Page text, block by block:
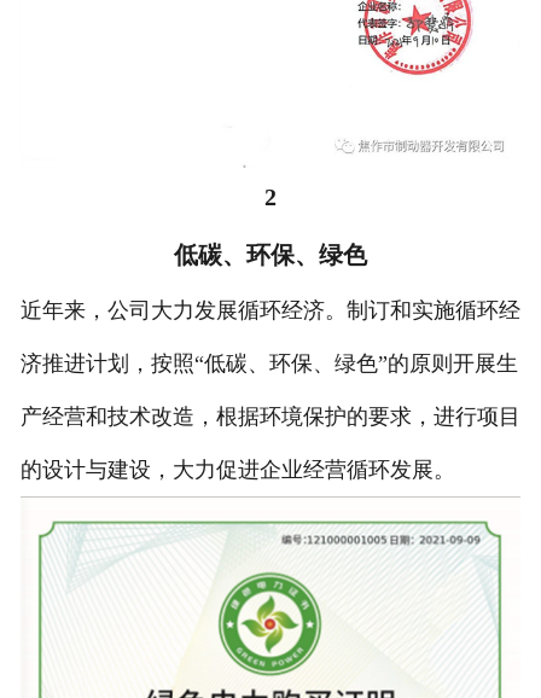
2
低碳、环保、绿色
近年来，公司大力发展循环经济。制订和实施循环经
济推进计划，按照“低碳、环保、绿色”的原则开展生
产经营和技术改造，根据环境保护的要求，进行项目
的设计与建设，大力促进企业经营循环发展。